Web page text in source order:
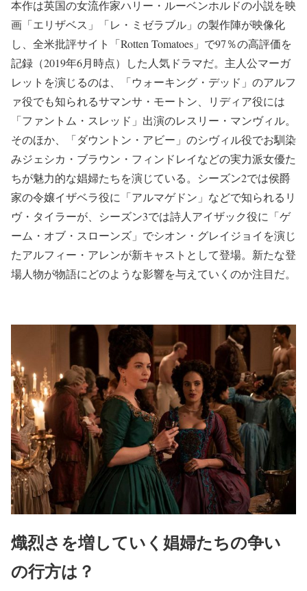
本作は英国の女流作家ハリー・ルーベンホルドの小説を映
画「エリザベス」「レ・ミゼラブル」の製作陣が映像化
し、全米批評サイト「Rotten Tomatoes」で97％の高評価を
記録（2019年6月時点）した人気ドラマだ。主人公マーガ
レットを演じるのは、「ウォーキング・デッド」のアルフ
ァ役でも知られるサマンサ・モートン、リディア役には
「ファントム・スレッド」出演のレスリー・マンヴィル。
そのほか、「ダウントン・アビー」のシヴィル役でお馴染
みジェシカ・ブラウン・フィンドレイなどの実力派女優た
ちが魅力的な娼婦たちを演じている。シーズン2では侯爵
家の令嬢イザベラ役に「アルマゲドン」などで知られるリ
ヴ・タイラーが、シーズン3では詩人アイザック役に「ゲ
ーム・オブ・スローンズ」でシオン・グレイジョイを演じ
たアルフィー・アレンが新キャストとして登場。新たな登
場人物が物語にどのような影響を与えていくのか注目だ。
熾烈さを増していく娼婦たちの争い
の行方は？